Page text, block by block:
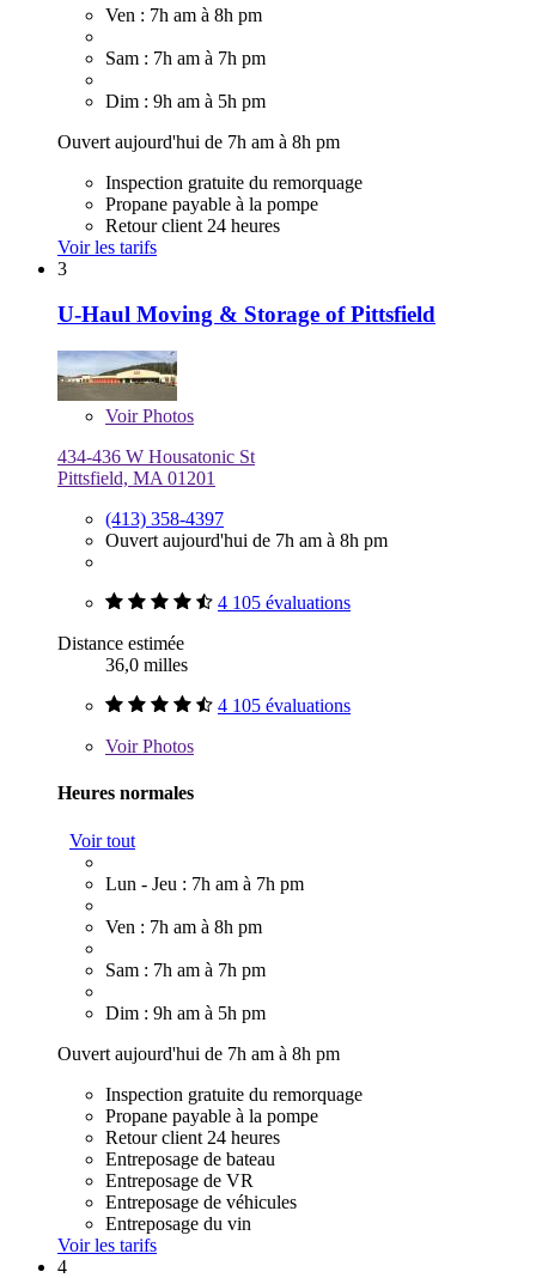
Ven : 7h am à 8h pm
Sam : 7h am à 7h pm
Dim : 9h am à 5h pm
Ouvert aujourd'hui de 7h am à 8h pm
Inspection gratuite du remorquage
Propane payable à la pompe
Retour client 24 heures
Voir les tarifs
3
U-Haul Moving & Storage of Pittsfield
VoirPhotos
434-436 W Housatonic St
Pittsfield, MA 01201
(413) 358-4397
Ouvert aujourd'hui de 7h am à 8h pm
4 105 évaluations
Distance estimée
36,0 milles
4 105 évaluations
VoirPhotos
Heures normales
Voir tout
Lun - Jeu : 7h am à 7h pm
Ven : 7h am à 8h pm
Sam : 7h am à 7h pm
Dim : 9h am à 5h pm
Ouvert aujourd'hui de 7h am à 8h pm
Inspection gratuite du remorquage
Propane payable à la pompe
Retour client 24 heures
Entreposage de bateau
Entreposage de VR
Entreposage de véhicules
Entreposage du vin
Voir les tarifs
4